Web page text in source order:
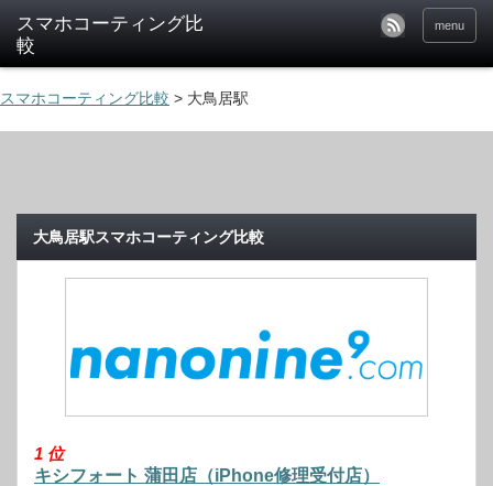
menu
スマホコーティング比較 > 大鳥居駅
大鳥居駅スマホコーティング比較
1 位
キシフォート 蒲田店（iPhone修理受付店）